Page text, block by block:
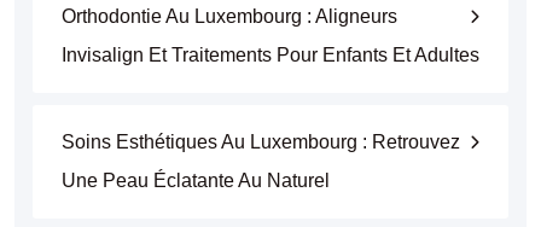
Orthodontie Au Luxembourg : Aligneurs
Invisalign Et Traitements Pour Enfants Et Adultes
Soins Esthétiques Au Luxembourg : Retrouvez
Une Peau Éclatante Au Naturel